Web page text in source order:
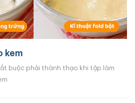
kem
buộc phải thành thạo khi tập làm